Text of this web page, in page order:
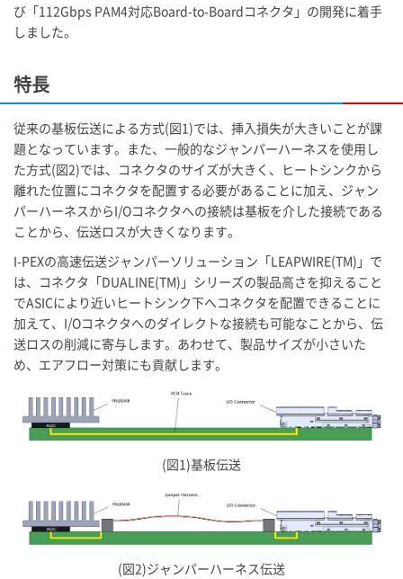
び「112Gbps PAM4対応Board-to-Boardコネクタ」の開発に着手
しました。
特長
従来の基板伝送による方式(図1)では、挿入損失が大きいことが課
題となっています。また、一般的なジャンパーハーネスを使用し
た方式(図2)では、コネクタのサイズが大きく、ヒートシンクから
離れた位置にコネクタを配置する必要があることに加え、ジャン
パーハーネスからI/Oコネクタへの接続は基板を介した接続である
ことから、伝送ロスが大きくなります。
I-PEXの高速伝送ジャンパーソリューション「LEAPWIRE(TM)」で
は、コネクタ「DUALINE(TM)」シリーズの製品高さを抑えること
でASICにより近いヒートシンク下へコネクタを配置できることに
加えて、I/Oコネクタへのダイレクトな接続も可能なことから、伝
送ロスの削減に寄与します。あわせて、製品サイズが小さいた
め、エアフロー対策にも貢献します。
(図1)基板伝送
(図2)ジャンパーハーネス伝送